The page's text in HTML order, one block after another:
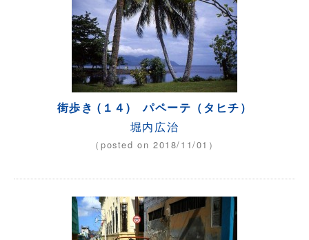
街歩き (１４) パペーテ（タヒチ）
堀内広治
（posted on 2018/11/01）